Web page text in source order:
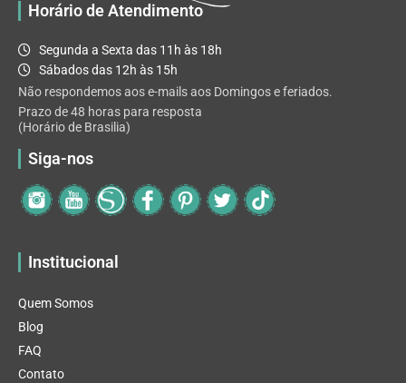
Horário de Atendimento
Segunda a Sexta das 11h às 18h
Sábados das 12h às 15h
Não respondemos aos e-mails aos Domingos e feriados.
Prazo de 48 horas para resposta
(Horário de Brasilia)
Siga-nos
Institucional
Quem Somos
Blog
FAQ
Contato